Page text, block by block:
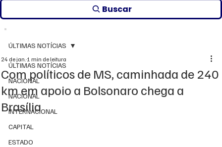
Buscar
ÚLTIMAS NOTÍCIAS
NACIONAL
NACIONAL
INTERNACIONAL
CAPITAL
ESTADO
ÚLTIMAS NOTÍCIAS
Com políticos de MS, caminhada de 240
km em apoio a Bolsonaro chega a
Brasília
24 de jan.1 min de leitura